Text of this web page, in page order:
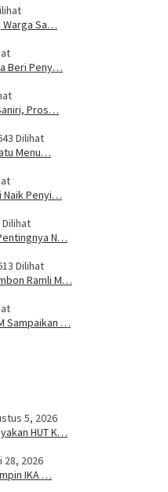
Warga Sa…
Beri Peny…
Pros…
Dilihat
Menu…
Naik Penyi…
Dilihat
N…
Dilihat
Ramli M…
Sampaikan …
5, 2026
HUT K…
28, 2026
IKA …